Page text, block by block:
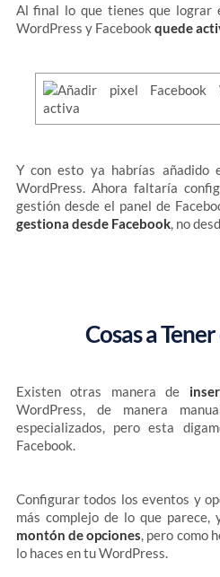
Al final lo que tienes que lograr
WordPress y Facebook quede
Y con esto ya habrías añadido
WordPress. Ahora faltaría
gestión desde el panel de
gestiona desde Facebook, no
Cosas a
Existen otras manera de
WordPress, de manera
especializados, pero esta
Facebook.
Configurar todos los eventos y
más complejo de lo que parece,
montón de opciones , pero como
lo haces en tu WordPress.